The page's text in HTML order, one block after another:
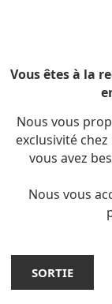
Vous êtes à la
Nous vous
exclusivité
vous avez
Nous vous
SORTIE